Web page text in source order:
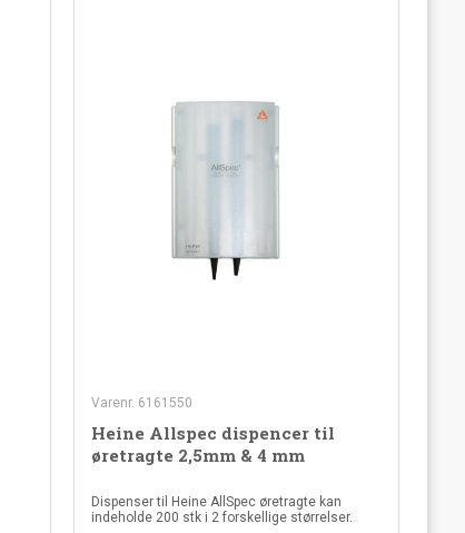
Varenr. 6161550
Heine Allspec dispencer til
øretragte 2,5mm & 4 mm
Dispenser til Heine AllSpec øretragte kan
indeholde 200 stk i 2 forskellige størrelser.